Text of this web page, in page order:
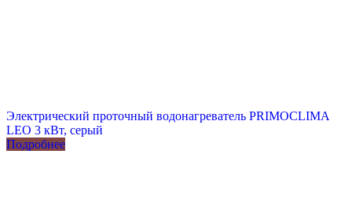
Электрический проточный водонагреватель PRIMOCLIMA
LEO 3 кВт, серый
Подробнее